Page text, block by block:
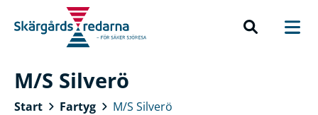
M/S Silverö
Start Fartyg M/S Silverö